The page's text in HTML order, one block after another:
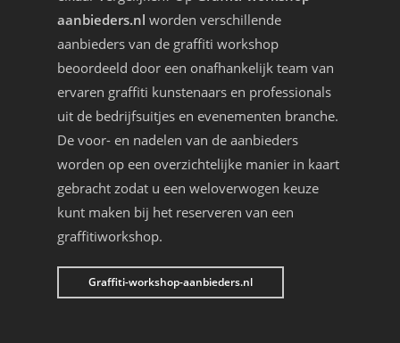
aanbieders.nl worden verschillende
aanbieders van de graffiti workshop
beoordeeld door een onafhankelijk team van
ervaren graffiti kunstenaars en professionals
uit de bedrijfsuitjes en evenementen branche.
De voor- en nadelen van de aanbieders
worden op een overzichtelijke manier in kaart
gebracht zodat u een weloverwogen keuze
kunt maken bij het reserveren van een
graffitiworkshop.
Graffiti-workshop-aanbieders.nl